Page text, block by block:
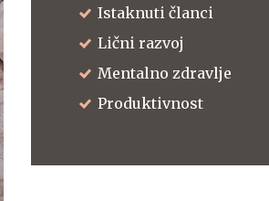
Istaknuti članci
Lični razvoj
Mentalno zdravlje
Produktivnost